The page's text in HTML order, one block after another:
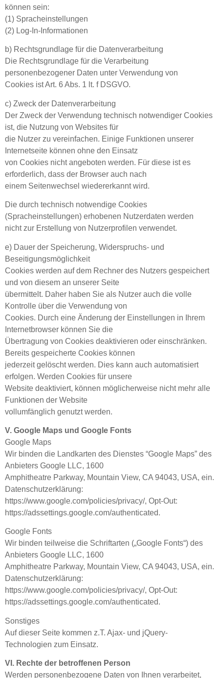
können sein:
(1) Spracheinstellungen
(2) Log-In-Informationen
b) Rechtsgrundlage für die Datenverarbeitung
Die Rechtsgrundlage für die Verarbeitung
personenbezogener Daten unter Verwendung von
Cookies ist Art. 6 Abs. 1 lt. f DSGVO.
c) Zweck der Datenverarbeitung
Der Zweck der Verwendung technisch notwendiger Cookies
ist, die Nutzung von Websites für
die Nutzer zu vereinfachen. Einige Funktionen unserer
Internetseite können ohne den Einsatz
von Cookies nicht angeboten werden. Für diese ist es
erforderlich, dass der Browser auch nach
einem Seitenwechsel wiedererkannt wird.
Die durch technisch notwendige Cookies
(Spracheinstellungen) erhobenen Nutzerdaten werden
nicht zur Erstellung von Nutzerprofilen verwendet.
e) Dauer der Speicherung, Widerspruchs- und
Beseitigungsmöglichkeit
Cookies werden auf dem Rechner des Nutzers gespeichert
und von diesem an unserer Seite
übermittelt. Daher haben Sie als Nutzer auch die volle
Kontrolle über die Verwendung von
Cookies. Durch eine Änderung der Einstellungen in Ihrem
Internetbrowser können Sie die
Übertragung von Cookies deaktivieren oder einschränken.
Bereits gespeicherte Cookies können
jederzeit gelöscht werden. Dies kann auch automatisiert
erfolgen. Werden Cookies für unsere
Website deaktiviert, können möglicherweise nicht mehr alle
Funktionen der Website
vollumfänglich genutzt werden.
V. Google Maps und Google Fonts
Google Maps
Wir binden die Landkarten des Dienstes “Google Maps” des
Anbieters Google LLC, 1600
Amphitheatre Parkway, Mountain View, CA 94043, USA, ein.
Datenschutzerklärung:
https://www.google.com/policies/privacy/, Opt-Out:
https://adssettings.google.com/authenticated.
Google Fonts
Wir binden teilweise die Schriftarten („Google Fonts“) des
Anbieters Google LLC, 1600
Amphitheatre Parkway, Mountain View, CA 94043, USA, ein.
Datenschutzerklärung:
https://www.google.com/policies/privacy/, Opt-Out:
https://adssettings.google.com/authenticated.
Sonstiges
Auf dieser Seite kommen z.T. Ajax- und jQuery-
Technologien zum Einsatz.
VI. Rechte der betroffenen Person
Werden personenbezogene Daten von Ihnen verarbeitet,